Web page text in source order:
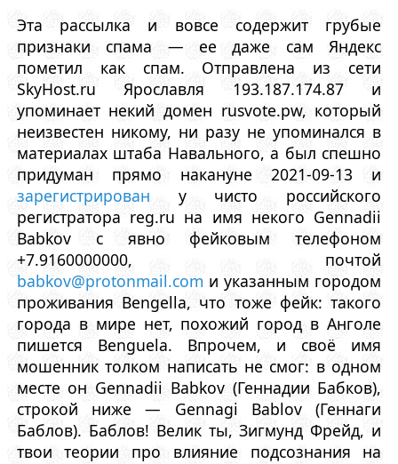
Эта рассылка и вовсе содержит грубые
признаки спама — ее даже сам Яндекс
пометил как спам. Отправлена из сети
SkyHost.ru Ярославля 193.187.174.87 и
упоминает некий домен rusvote.pw, который
неизвестен никому, ни разу не упоминался в
материалах штаба Навального, а был спешно
придуман прямо накануне 2021-09-13 и
зарегистрирован у чисто российского
регистратора reg.ru на имя некого Gennadii
Babkov с явно фейковым телефоном
+7.9160000000, почтой
babkov@protonmail.com и указанным городом
проживания Bengella, что тоже фейк: такого
города в мире нет, похожий город в Анголе
пишется Benguela. Впрочем, и своё имя
мошенник толком написать не смог: в одном
месте он Gennadii Babkov (Геннадии Бабков),
строкой ниже — Gennagi Bablov (Геннаги
Баблов). Баблов! Велик ты, Зигмунд Фрейд, и
твои теории про влияние подсознания на